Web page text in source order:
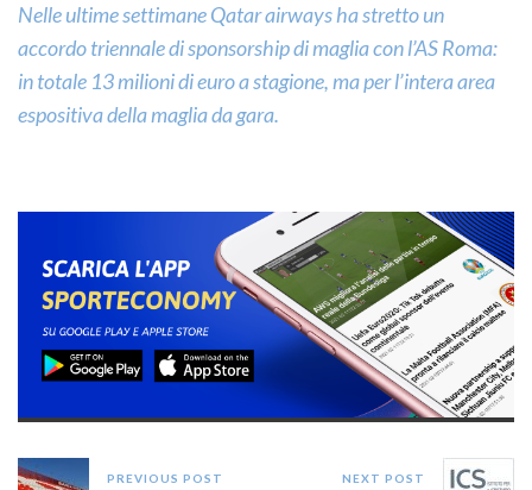
Nelle ultime settimane Qatar airways ha stretto un
accordo triennale di sponsorship di maglia con l’AS Roma:
in totale 13 milioni di euro a stagione, ma per l’intera area
espositiva della maglia da gara.
PREVIOUS POST NEXT POST